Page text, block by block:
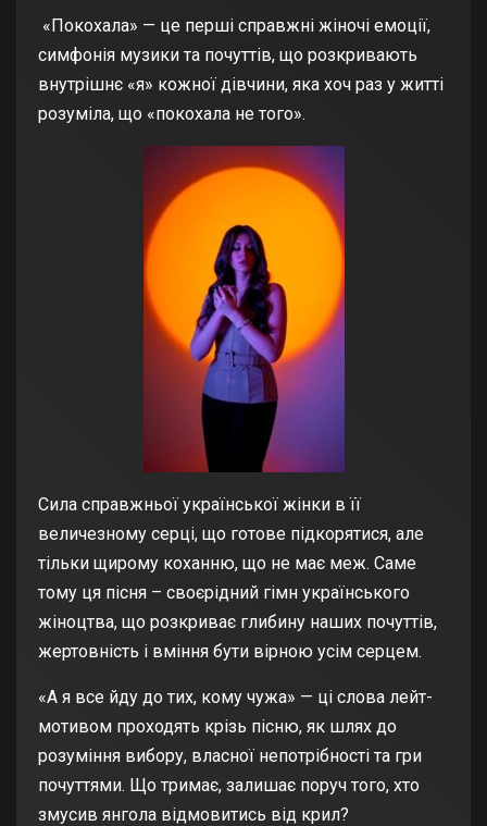
«Покохала» — це перші справжні жіночі емоції,
симфонія музики та почуттів, що розкривають
внутрішнє «я» кожної дівчини, яка хоч раз у житті
розуміла, що «покохала не того».
Сила справжньої української жінки в її
величезному серці, що готове підкорятися, але
тільки щирому коханню, що не має меж. Саме
тому ця пісня – своєрідний гімн українського
жіноцтва, що розкриває глибину наших почуттів,
жертовність і вміння бути вірною усім серцем.
«А я все йду до тих, кому чужа» — ці слова лейт-
мотивом проходять крізь пісню, як шлях до
розуміння вибору, власної непотрібності та гри
почуттями. Що тримає, залишає поруч того, хто
змусив янгола відмовитись від крил?